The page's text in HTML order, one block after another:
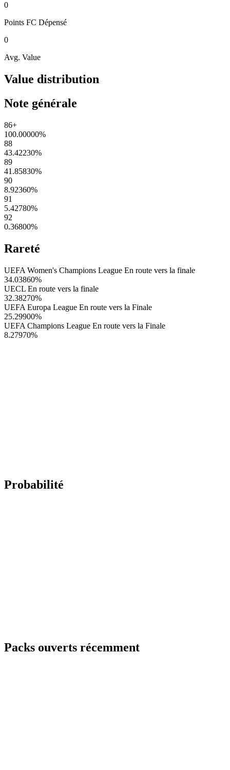
0
Points FC Dépensé
0
Avg. Value
Value distribution
Note générale
86+
100.00000%
88
43.42230%
89
41.85830%
90
8.92360%
91
5.42780%
92
0.36800%
Rareté
UEFA Women's Champions League En route vers la finale
34.03860%
UECL En route vers la finale
32.38270%
UEFA Europa League En route vers la Finale
25.29900%
UEFA Champions League En route vers la Finale
8.27970%
Probabilité
Packs ouverts récemment